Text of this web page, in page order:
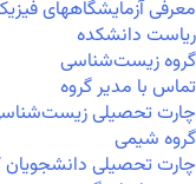
معرفی آزمایشگاههای
ریاست دانشکده
گروه زیست‌شناسی
تماس با مدیر گروه
چارت تحصیلی
گروه شیمی
چارت تحصیلی